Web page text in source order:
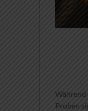
Während
Proben